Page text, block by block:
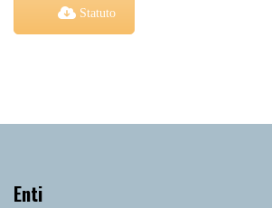
Statuto
Enti